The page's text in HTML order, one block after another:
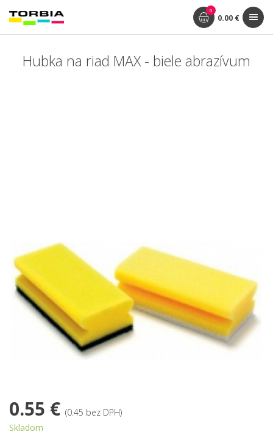
0
0.00 €
Hubka na riad MAX - biele abrazívum
0.55 € (0.45 bez DPH)
Skladom